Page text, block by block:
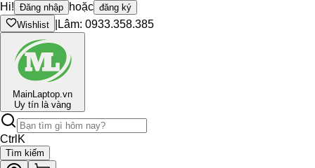
Hi! Đăng nhập hoặc đăng ký
Wishlist
Lâm: 0933.358.385
MainLaptop.vn
Uy tín là vàng
Ctrl K
Tìm kiếm